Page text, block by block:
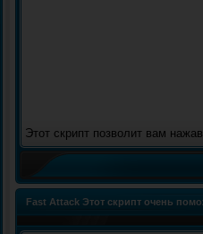
Этот скрипт позволит вам
Fast Attack Этот скрипт очень
клавишFast Attack